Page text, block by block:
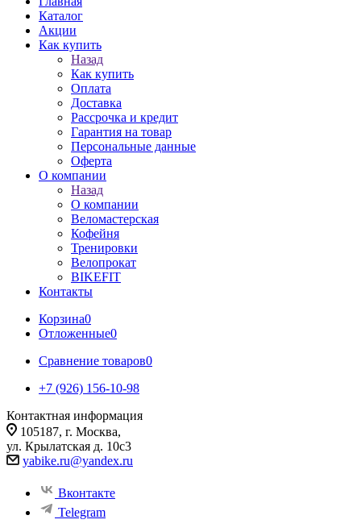
Каталог
Акции
Как купить
Назад
Как купить
Оплата
Доставка
Рассрочка и кредит
Гарантия на товар
Персональные данные
Оферта
О компании
Назад
О компании
Веломастерская
Кофейня
Тренировки
Велопрокат
BIKEFIT
Контакты
Корзина0
Отложенные0
Сравнение товаров0
+7 (926) 156-10-98
Контактная информация
105187, г. Москва,
ул. Крылатская д. 10с3
yabike.ru@yandex.ru
Вконтакте
Telegram